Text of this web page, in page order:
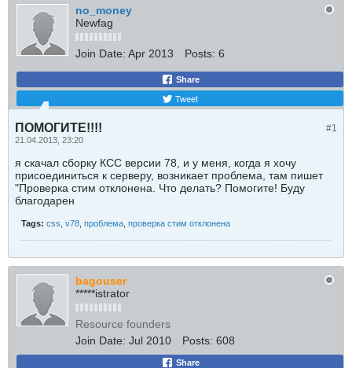
no_money
Newfag
Join Date: Apr 2013 Posts: 6
Share
Tweet
#1
ПОМОГИТЕ!!!!
21.04.2013, 23:20
я скачал сборку КСС версии 78, и у меня, когда я хочу
присоединиться к серверу, возникает проблема, там пишет
"Проверка стим отклонена. Что делать? Помогите! Буду
благодарен
Tags: css v78 проблема проверка стим отклонена
bagouser
*****istrator
Resource founders
Join Date: Jul 2010 Posts: 608
Share